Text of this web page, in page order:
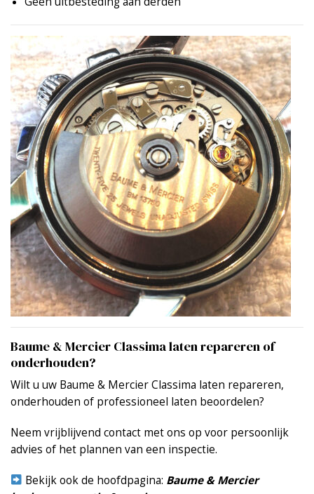
Baume & Mercier Classima laten repareren of
onderhouden?
Wilt u uw Baume & Mercier Classima laten repareren,
onderhouden of professioneel laten beoordelen?
Neem vrijblijvend contact met ons op voor persoonlijk
advies of het plannen van een inspectie.
Bekijk ook de hoofdpagina: Baume & Mercier